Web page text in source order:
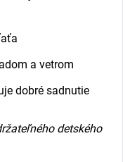
a vetrom
dobré sadnutie
detského